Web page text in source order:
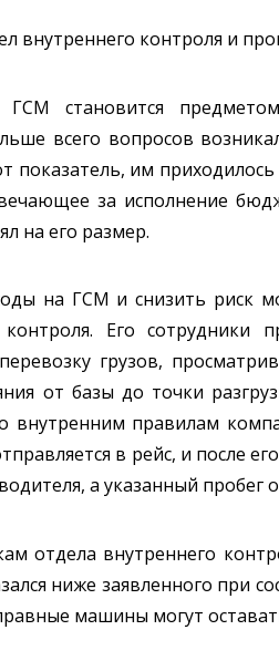
внутреннего контроля и
становится
всего вопросов
показатель, им
за исполнение
на его размер.
на ГСМ и снизить риск
Его
грузов,
от базы до точки
внутренним правилам
в рейс, и после
а указанный пробег
отдела внутреннего
ниже заявленного при
машины могут